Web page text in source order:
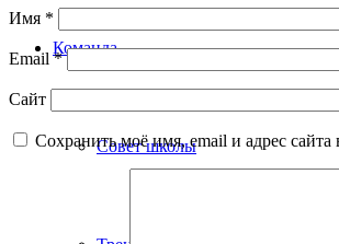
Команда
Совет школы
Имя *
Email*
Сайт
Сохранить моё имя, email и адрес